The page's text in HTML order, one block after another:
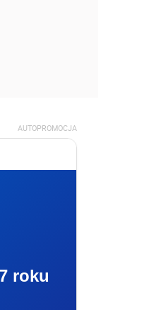
AUTOPROMOCJA
roku